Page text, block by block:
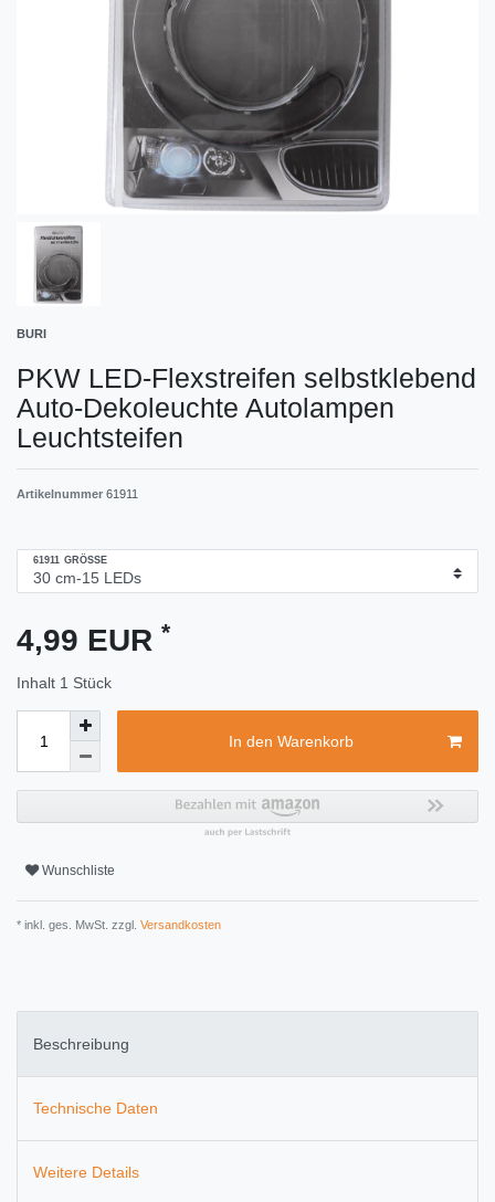
BURI
PKW LED-Flexstreifen selbstklebend
Auto-Dekoleuchte Autolampen
Leuchtsteifen
Artikelnummer 61911
61911 GRÖSSE
4,99 EUR *
Inhalt 1 Stück
In den Warenkorb
Wunschliste
* inkl. ges. MwSt. zzgl. Versandkosten
Beschreibung
Technische Daten
Weitere Details